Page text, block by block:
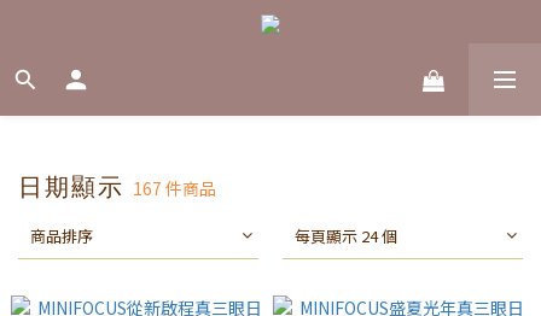
日期顯示 167 件商品
商品排序 每頁顯示 24 個